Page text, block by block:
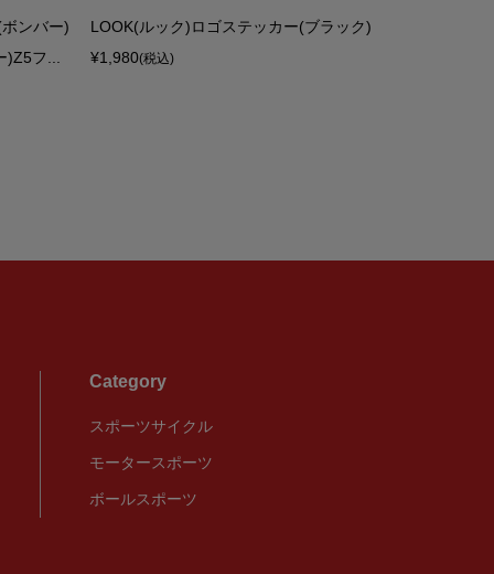
ンバー)
)Z5フ...
LOOK(ルック)ロゴステッカー(ブラック)
¥1,980(税込)
Category
スポーツサイクル
モータースポーツ
ボールスポーツ